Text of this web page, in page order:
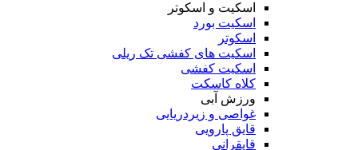
اسکیت و اسکوتر
اسکیت بورد
اسکوتر
اسکیت های کفشی تک ریلی
اسکیت کفشی
کلاه کاسکت
ورزش آبی
غواصی و زیردریایی
قایق پارویی
قایقرانی